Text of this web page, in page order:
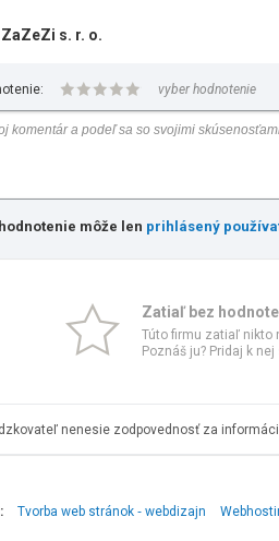
s. r. o.
vyber hodnotenie
môže len prihlásený
Zatiaľ bez
Túto firmu zatiaľ nikto
Poznáš ju? Pridaj k
nenesie zodpovednosť za
Tvorba web stránok ‑ webdizajn